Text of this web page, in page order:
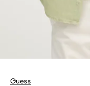
Guess